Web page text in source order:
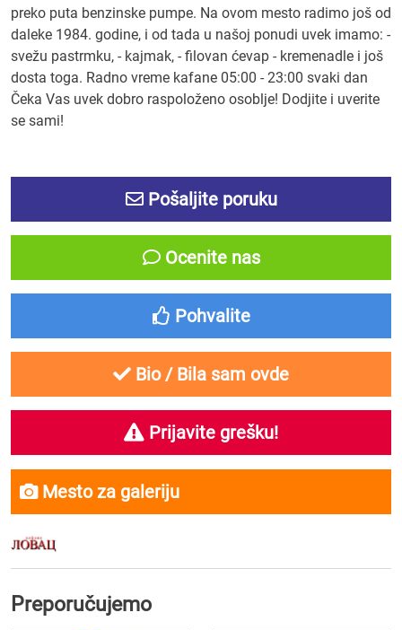
preko puta benzinske pumpe. Na ovom mesto radimo još od
daleke 1984. godine, i od tada u našoj ponudi uvek imamo: -
svežu pastrmku, - kajmak, - filovan ćevap - kremenadle i još
dosta toga. Radno vreme kafane 05:00 - 23:00 svaki dan
Čeka Vas uvek dobro raspoloženo osoblje! Dodjite i uverite
se sami!
Pošaljite poruku
Ocenite nas
Pohvalite
Bio / Bila sam ovde
Prijavite grešku!
Mesto za galeriju
Preporučujemo